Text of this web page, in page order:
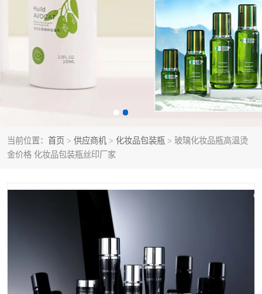
当前位置： 首页 > 供应商机 > 化妆品包装瓶 > 玻璃化妆品瓶高温烫
金价格 化妆品包装瓶丝印厂家
拉管瓶